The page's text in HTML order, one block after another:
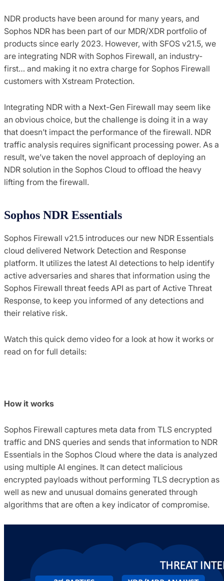
NDR products have been around for many years, and
Sophos NDR has been part of our MDR/XDR portfolio of
products since early 2023. However, with SFOS v21.5, we
are integrating NDR with Sophos Firewall, an industry-
first… and making it no extra charge for Sophos Firewall
customers with Xstream Protection.
Integrating NDR with a Next-Gen Firewall may seem like
an obvious choice, but the challenge is doing it in a way
that doesn’t impact the performance of the firewall. NDR
traffic analysis requires significant processing power. As a
result, we’ve taken the novel approach of deploying an
NDR solution in the Sophos Cloud to offload the heavy
lifting from the firewall.
Sophos NDR Essentials
Sophos Firewall v21.5 introduces our new NDR Essentials
cloud delivered Network Detection and Response
platform. It utilizes the latest AI detections to help identify
active adversaries and shares that information using the
Sophos Firewall threat feeds API as part of Active Threat
Response, to keep you informed of any detections and
their relative risk.
Watch this quick demo video for a look at how it works or
read on for full details:
How it works
Sophos Firewall captures meta data from TLS encrypted
traffic and DNS queries and sends that information to NDR
Essentials in the Sophos Cloud where the data is analyzed
using multiple AI engines. It can detect malicious
encrypted payloads without performing TLS decryption as
well as new and unusual domains generated through
algorithms that are often a key indicator of compromise.